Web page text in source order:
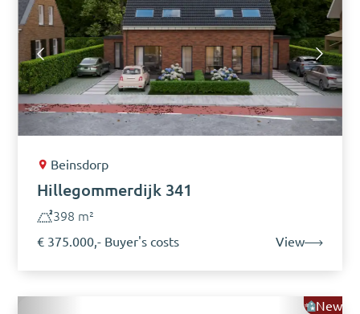
Beinsdorp
Hillegommerdijk 341
398 m²
€ 375.000,- Buyer's costs
View
New